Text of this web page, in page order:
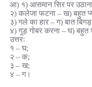
आ) १) आसमान सिर पर
२) कलेजा फटना – ख) बहुत
३) गले का हार – ग) बात
४) गुड़ गोबर करना – घ) बहुत
उत्तरः
१ – घ;
२ – क;
३ – ख;
४ – ग।